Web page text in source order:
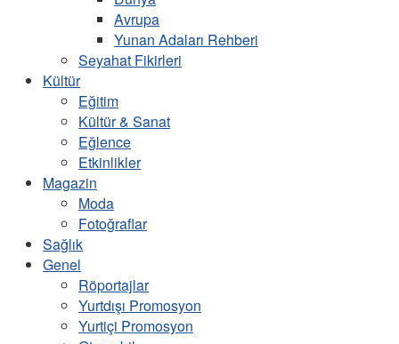
Avrupa
Yunan Adaları Rehberi
Seyahat Fikirleri
Kültür
Eğitim
Kültür & Sanat
Eğlence
Etkinlikler
Magazin
Moda
Fotoğraflar
Sağlık
Genel
Röportajlar
Yurtdışı Promosyon
Yurtiçi Promosyon